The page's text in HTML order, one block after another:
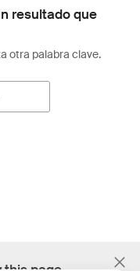
resultado que
otra palabra clave.